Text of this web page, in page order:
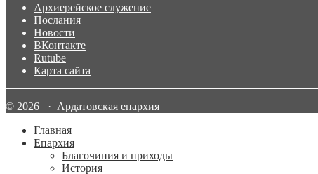
Архиерейское служение
Послания
Новости
ВКонтакте
Rutube
Карта сайта
© 2026 · Ардатовская епархия
Главная
Епархия
Благочиния и приходы
История